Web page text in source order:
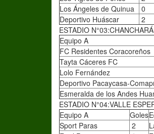
Los Ángeles de Quinua
0
Deportivo Huáscar
2
ESTADIO
Equipo A
FC Residentes Coracoreños
Tayta Cáceres FC
Lolo Fernández
Deportivo Pacaycasa-
Esmeralda de los Andes
ESTADIO N°04:VALLE
Equipo A
Goles
Sport Paras
2